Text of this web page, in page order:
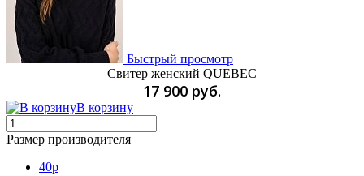
Быстрый просмотр
Свитер женский QUEBEC
17 900 руб.
В корзину
Размер производителя
40р